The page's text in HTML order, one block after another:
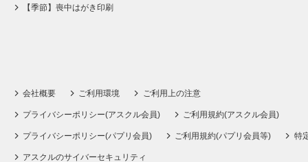
【季節】喪中はがき印刷
会社概要 ご利用環境 ご利用上の注意
プライバシーポリシー(アスクル会員) ご利用規約(アスクル会員)
プライバシーポリシー(パプリ会員) ご利用規約(パプリ会員等) 特
アスクルのサイバーセキュリティ